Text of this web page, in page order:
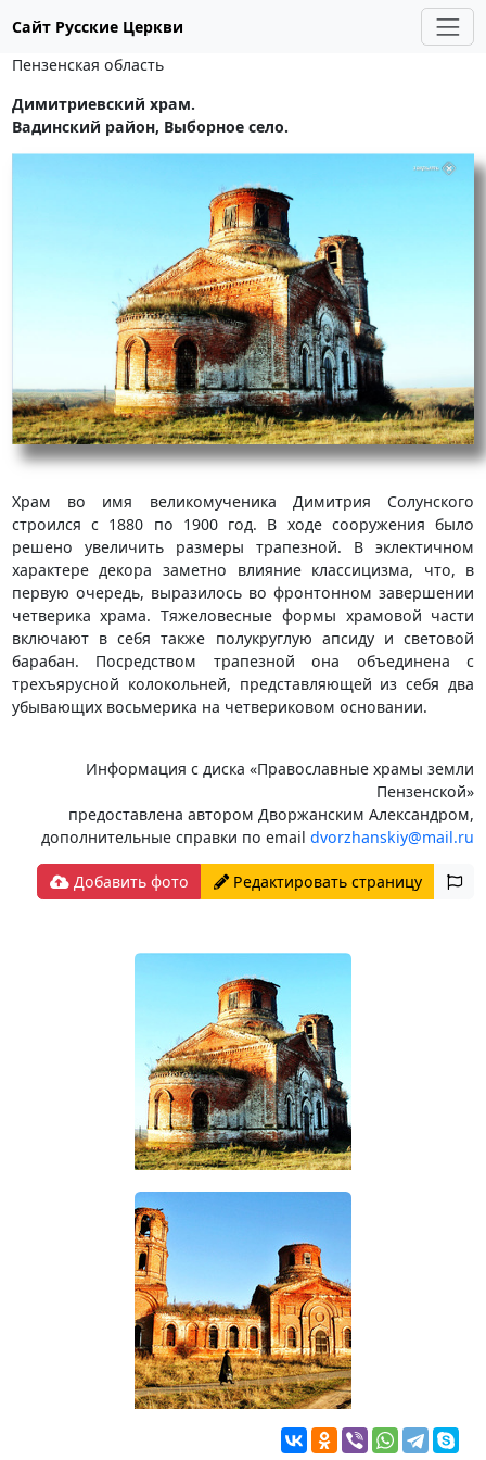
Сайт Русские Церкви
Пензенская область
Димитриевский храм.
Вадинский район, Выборное село.
Храм во имя великомученика Димитрия Солунского
строился с 1880 по 1900 год. В ходе сооружения было
решено увеличить размеры трапезной. В эклектичном
характере декора заметно влияние классицизма, что, в
первую очередь, выразилось во фронтонном завершении
четверика храма. Тяжеловесные формы храмовой части
включают в себя также полукруглую апсиду и световой
барабан. Посредством трапезной она объединена с
трехъярусной колокольней, представляющей из себя два
убывающих восьмерика на четвериковом основании.
Информация с диска «Православные храмы земли
Пензенской»
предоставлена автором Дворжанским Александром,
дополнительные справки по emaildvorzhanskiy@mail.ru
Добавить фото Редактировать страницу